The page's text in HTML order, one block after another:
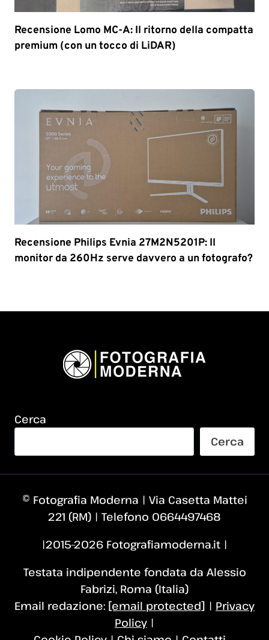
Recensione Lomo MC-A: Il ritorno della compatta
premium (con un tocco di LiDAR)
Recensione Philips Evnia 27M2N5201P: Il
monitor da 260Hz serve davvero a un fotografo?
Cerca
Cerca
© Fotografia Moderna | Via Casetta Mattei
221 (RM) | Telefono 0664497468
|2015–2026 Fotografiamoderna.it |
Testata indipendente fondata da Alessio
Fabrizi, Roma (Italia)
Email redazione: [email protected] | Privacy
Policy |